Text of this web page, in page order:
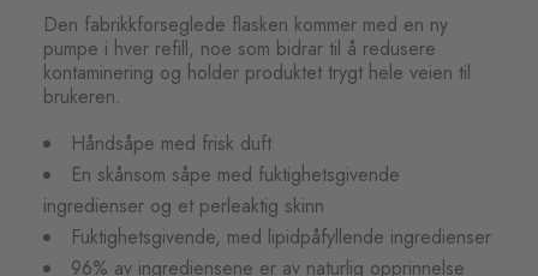
Den fabrikkforseglede flasken kommer med en ny
pumpe i hver refill, noe som bidrar til å redusere
kontaminering og holder produktet trygt hele veien til
brukeren.
Håndsåpe med frisk duft
En skånsom såpe med fuktighetsgivende
ingredienser og et perleaktig skinn
Fuktighetsgivende, med lipidpåfyllende ingredienser
96% av ingrediensene er av naturlig opprinnelse